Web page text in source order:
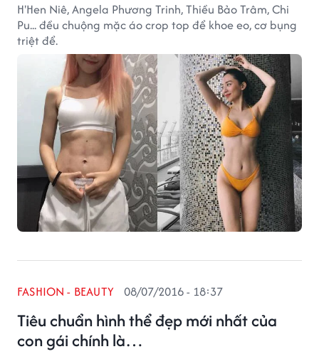
H'Hen Niê, Angela Phương Trinh, Thiều Bảo Trâm, Chi
Pu... đều chuộng mặc áo crop top để khoe eo, cơ bụng
triệt để.
Tiêu chuẩn hình thể đẹp mới nhất của
con gái chính là…
FASHION - BEAUTY 08/07/2016 - 18:37